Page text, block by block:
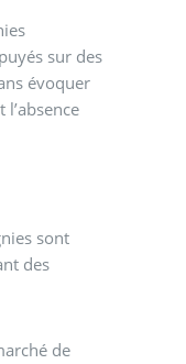
sur des
évoquer
sont
des
de